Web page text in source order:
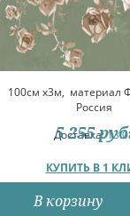
100см x3м, материал
Россия
Доставка:
КУПИТЬ В 1
5 255
В корзину